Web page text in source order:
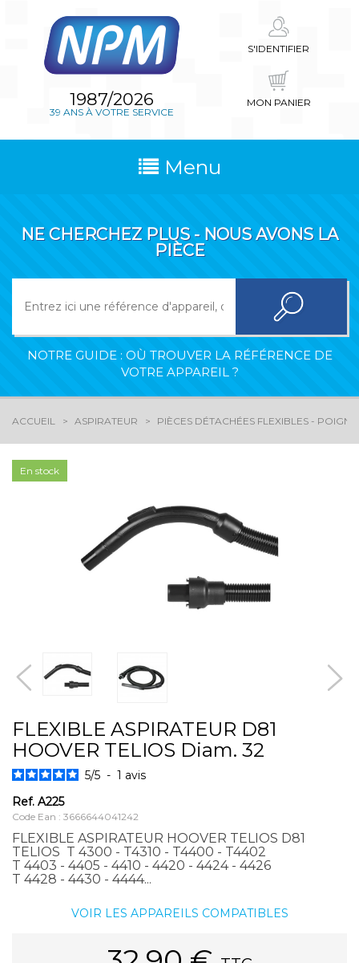
1987/2026
39 ANS À VOTRE SERVICE
S'IDENTIFIER
MON PANIER
Menu
NE CHERCHEZ PLUS - NOUS AVONS LA
PIÈCE
NOTRE GUIDE : OÙ TROUVER LA RÉFÉRENCE DE
VOTRE APPAREIL ?
ACCUEIL ASPIRATEUR PIÈCES DÉTACHÉES FLEXIBLES -
En stock
FLEXIBLE ASPIRATEUR D81
HOOVER TELIOS Diam. 32
5/5 - 1 avis
Ref. A225
Code Ean : 3666644041242
FLEXIBLE ASPIRATEUR HOOVER TELIOS D81
TELIOS T 4300 - T4310 - T4400 - T4402
T 4403 - 4405 - 4410 - 4420 - 4424 - 4426
T 4428 - 4430 - 4444...
VOIR LES APPAREILS COMPATIBLES